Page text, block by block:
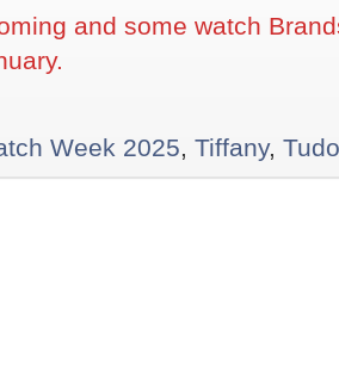
and some watch
Week 2025 Tiffany,